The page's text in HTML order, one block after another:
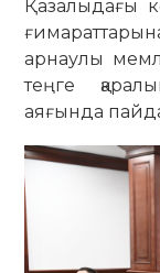
Қазалыдағы
арнаулы
теңге
аяғында